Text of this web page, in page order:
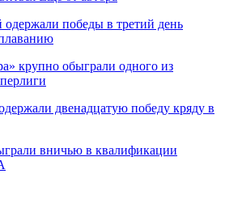
победы в третий день
крупно обыграли одного из
двенадцатую победу кряду в
вничью в квалификации